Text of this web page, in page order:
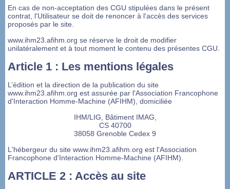
En cas de non-acceptation des CGU stipulées dans le présent
contrat, l'Utilisateur se doit de renoncer à l'accès des services
proposés par le site.
www.ihm23.afihm.org se réserve le droit de modifier
unilatéralement et à tout moment le contenu des présentes CGU.
Article 1 : Les mentions légales
L’édition et la direction de la publication du site
www.ihm23.afihm.org est assurée par l'Association Francophone
d'Interaction Homme-Machine (AFIHM), domiciliée
IHM/LIG, Bâtiment IMAG,
CS 40700
38058 Grenoble Cedex 9
L'hébergeur du site www.ihm23.afihm.org est l'Association
Francophone d'Interaction Homme-Machine (AFIHM).
ARTICLE 2 : Accès au site